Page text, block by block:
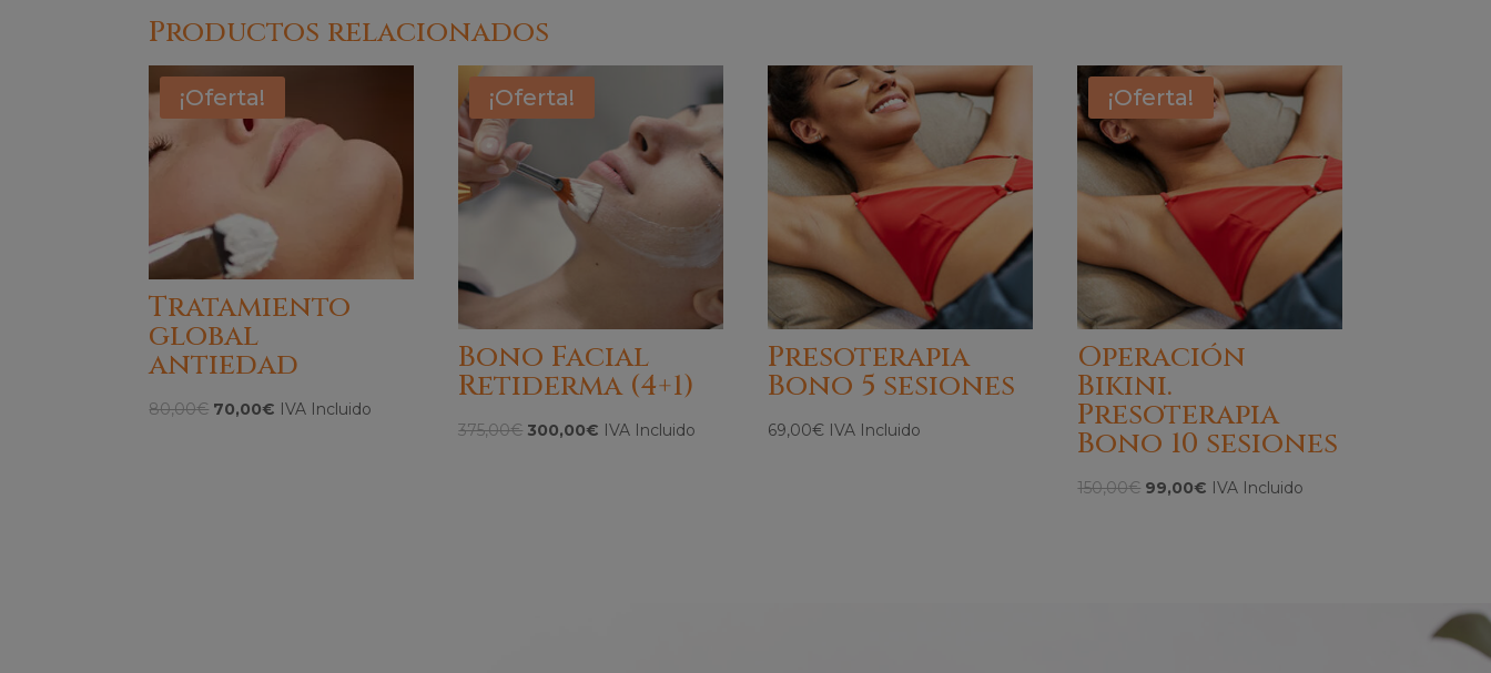
Productos relacionados
¡Oferta!
Tratamiento
global
antiedad
80,00€ El
70,00€ El
IVA Incluido
¡Oferta!
Bono Facial
Retiderma (4+1)
375,00€ El
300,00€ El
IVA Incluido
Presoterapia
Bono 5 sesiones
69,00€ IVA Incluido
¡Oferta!
Operación
Bikini.
Presoterapia
Bono 10 sesiones
150,00€ El
99,00€ El
IVA Incluido